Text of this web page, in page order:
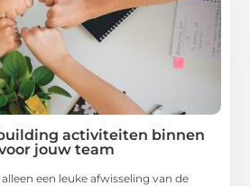
activiteiten binnen
jouw team
een leuke afwisseling van de